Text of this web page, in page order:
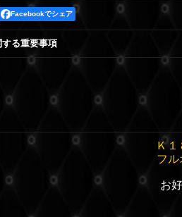
Facebookでシェア
る重要事項
Ｋ
フ
お